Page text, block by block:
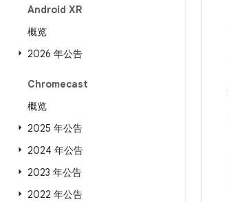
Android XR
概览
2026 年公告
Chromecast
概览
2025 年公告
2024 年公告
2023 年公告
2022 年公告